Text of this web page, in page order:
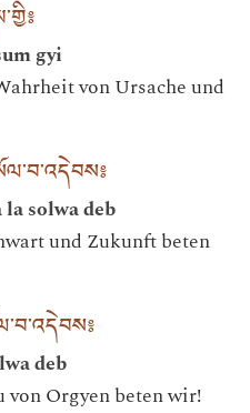
gyi
von Ursache und
solwa deb
und Zukunft beten
deb
Orgyen beten wir!